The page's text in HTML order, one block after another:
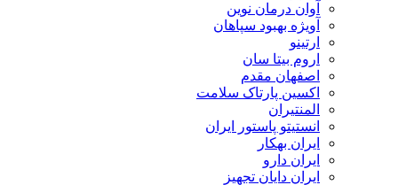
آوان درمان نوین
آویژه بهبود سپاهان
ارتینو
اروم بیتا سان
اصفهان مقدم
اکسین پارتاک سلامت
المنتیران
انستیتو پاستور ایران
ایران بهکار
ایران دارو
ایران دایان تجهیز